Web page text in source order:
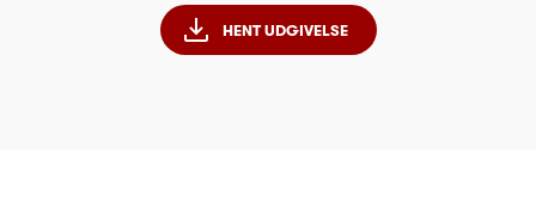
HENT UDGIVELSE